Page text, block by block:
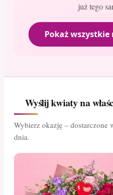
już tego
Pokaż wszystkie
Wyślij kwiaty na
Wybierz okazję – dostarczone
dnia.